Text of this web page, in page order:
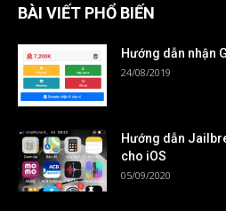
BÀI VIẾT PHỔ BIẾN
Hướng dẫn nhận
24/08/2019
Hướng dẫn
cho iOS
05/09/2020